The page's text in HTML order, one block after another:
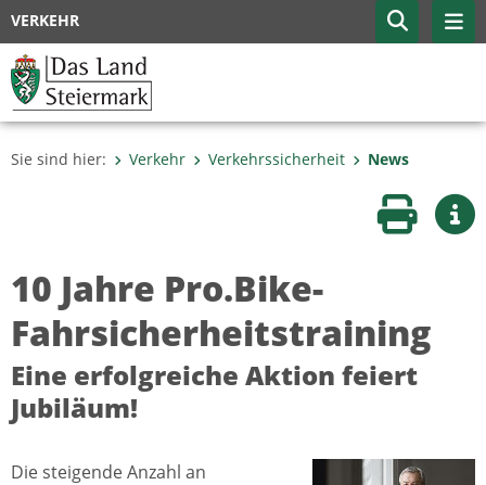
VERKEHR
Sie sind hier: Verkehr Verkehrssicherheit News
Seite
10 Jahre Pro.Bike-
Fahrsicherheitstraining
Eine erfolgreiche Aktion feiert
Jubiläum!
Die steigende Anzahl an